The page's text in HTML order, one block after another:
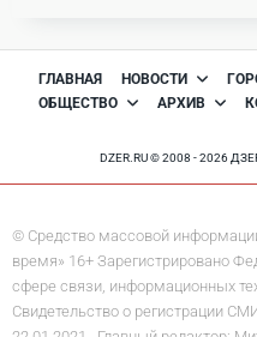
ГЛАВНАЯ НОВОСТИ
ОБЩЕСТВО
АРХИВ
DZER.RU © 2008 - 2026
© Средство массовой
время» 16+ Зарегистрировано
сфере связи, информационных
Свидетельство о регистрации